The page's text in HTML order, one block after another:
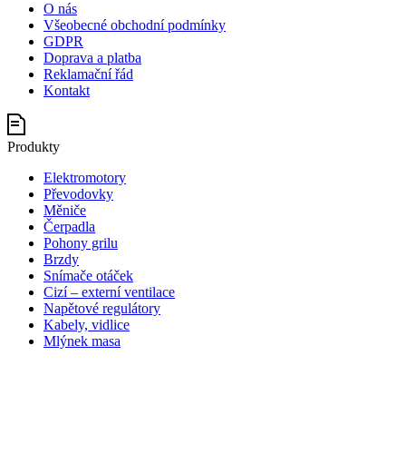
O nás
Všeobecné obchodní podmínky
GDPR
Doprava a platba
Reklamační řád
Kontakt
Produkty
Elektromotory
Převodovky
Měniče
Čerpadla
Pohony grilu
Brzdy
Snímače otáček
Cizí – externí ventilace
Napětové regulátory
Kabely, vidlice
Mlýnek masa